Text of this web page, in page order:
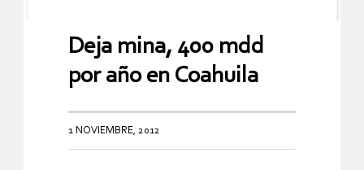
Deja mina, 400 mdd
por año en Coahuila
1 NOVIEMBRE, 2012